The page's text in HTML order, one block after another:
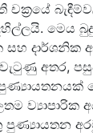
චක්‍රයේ
මෙය
දාර්ශනික
අතර,
පුණ්‍යායතන